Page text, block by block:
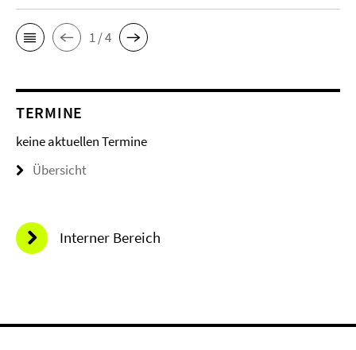
1 / 4
TERMINE
keine aktuellen Termine
Übersicht
Interner Bereich